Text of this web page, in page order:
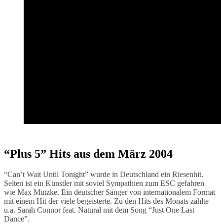
“Plus 5” Hits aus dem März 2004
“Can’t Wait Until Tonight” wurde in Deutschland ein Riesenhit.
Selten ist ein Künstler mit soviel Sympathien zum ESC gefahren
wie Max Mutzke. Ein deutscher Sänger von internationalem Format
mit einem Hit der viele begeisterte. Zu den Hits des Monats zählte
u.a. Sarah Connor feat. Natural mit dem Song “Just One Last
Dance”.